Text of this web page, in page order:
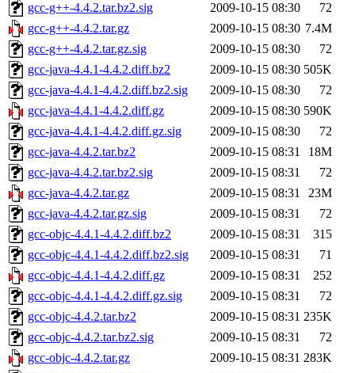
gcc-g++-4.4.2.tar.bz2.sig
2009-10-15 08:30
72
gcc-g++-4.4.2.tar.gz
2009-10-15 08:30 7.4M
gcc-g++-4.4.2.tar.gz.sig
2009-10-15 08:30
72
gcc-java-4.4.1-4.4.2.diff.bz2
2009-10-15 08:30 505K
gcc-java-4.4.1-4.4.2.diff.bz2.sig
2009-10-15 08:30
72
gcc-java-4.4.1-4.4.2.diff.gz
2009-10-15 08:30 590K
gcc-java-4.4.1-4.4.2.diff.gz.sig
2009-10-15 08:30
72
gcc-java-4.4.2.tar.bz2
2009-10-15 08:31
18M
gcc-java-4.4.2.tar.bz2.sig
2009-10-15 08:31
72
gcc-java-4.4.2.tar.gz
2009-10-15 08:31
23M
gcc-java-4.4.2.tar.gz.sig
2009-10-15 08:31
72
gcc-objc-4.4.1-4.4.2.diff.bz2
2009-10-15 08:31
315
gcc-objc-4.4.1-4.4.2.diff.bz2.sig
2009-10-15 08:31
71
gcc-objc-4.4.1-4.4.2.diff.gz
2009-10-15 08:31
252
gcc-objc-4.4.1-4.4.2.diff.gz.sig
2009-10-15 08:31
72
gcc-objc-4.4.2.tar.bz2
2009-10-15 08:31 235K
gcc-objc-4.4.2.tar.bz2.sig
2009-10-15 08:31
72
gcc-objc-4.4.2.tar.gz
2009-10-15 08:31 283K